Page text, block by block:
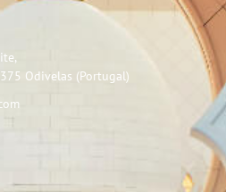
Odivelas (Portugal)